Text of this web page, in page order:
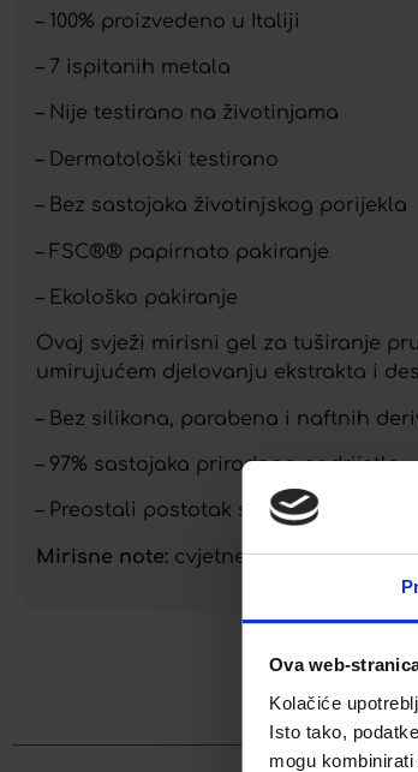
Ova web-
Kolačiće
Isto tako,
mogu
– 100% proizvedeno u Italiji
– 7 ispitanih metala
– Nije testirano na životinjama
– Dermatološki testirano
– Bez sastojaka životinjskog porijekla
– FSC®® papirnato pakiranje
– Ekološko pakiranje
Ovaj svježi mirisni gel za tuširanje
umirujućem djelovanju ekstrakta i
– Bez silikona, parabena i naftnih
– 97% sastojaka prirodnog podrijetla.
– Preostali postotak sastojaka
Mirisne note: cvjetne, amber